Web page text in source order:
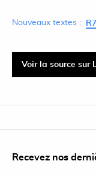
Nouveaux textes :
Voir la source sur
Recevez nos